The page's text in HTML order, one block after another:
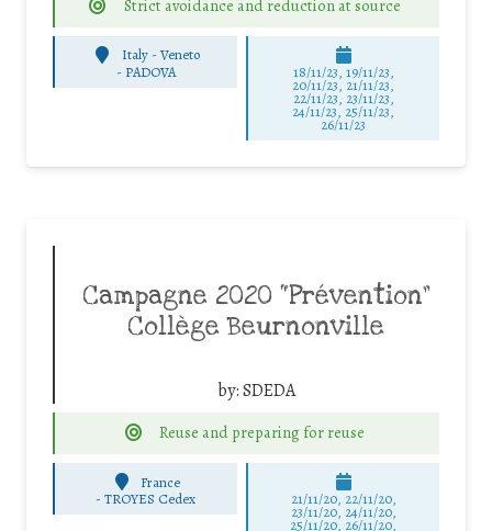
Strict avoidance and reduction at source
Italy - Veneto
- PADOVA 18/11/23, 19/11/23,
20/11/23, 21/11/23,
22/11/23, 23/11/23,
24/11/23, 25/11/23,
26/11/23
Campagne 2020 “Prévention”
Collège Beurnonville
by:SDEDA
Reuse and preparing for reuse
France
-TROYES Cedex 21/11/20, 22/11/20,
23/11/20, 24/11/20,
25/11/20, 26/11/20,